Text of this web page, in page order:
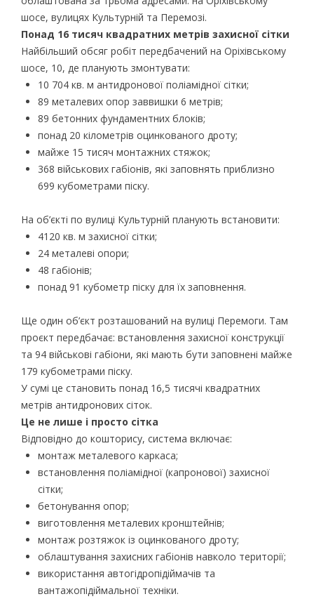
шосе, вулицях Культурній та Перемозі.
Понад 16 тисяч квадратних метрів захисної сітки
Найбільший обсяг робіт передбачений на Оріхівському
шосе, 10, де планують змонтувати:
10 704 кв. м антидронової поліамідної сітки;
89 металевих опор заввишки 6 метрів;
89 бетонних фундаментних блоків;
понад 20 кілометрів оцинкованого дроту;
майже 15 тисяч монтажних стяжок;
368 військових габіонів, які заповнять приблизно
699 кубометрами піску.
На об’єкті по вулиці Культурній планують встановити:
4120 кв. м захисної сітки;
24 металеві опори;
48 габіонів;
понад 91 кубометр піску для їх заповнення.
Ще один об’єкт розташований на вулиці Перемоги. Там
проєкт передбачає: встановлення захисної конструкції
та 94 військові габіони, які мають бути заповнені майже
179 кубометрами піску.
У сумі це становить понад 16,5 тисячі квадратних
метрів антидронових сіток.
Це не лише іпросто сітка
Відповідно до кошторису, система включає:
монтаж металевого каркаса;
встановлення поліамідної (капронової) захисної
сітки;
бетонування опор;
виготовлення металевих кронштейнів;
монтаж розтяжок із оцинкованого дроту;
облаштування захисних габіонів навколо території;
використання автогідропідіймачів та
вантажопідіймальної техніки.